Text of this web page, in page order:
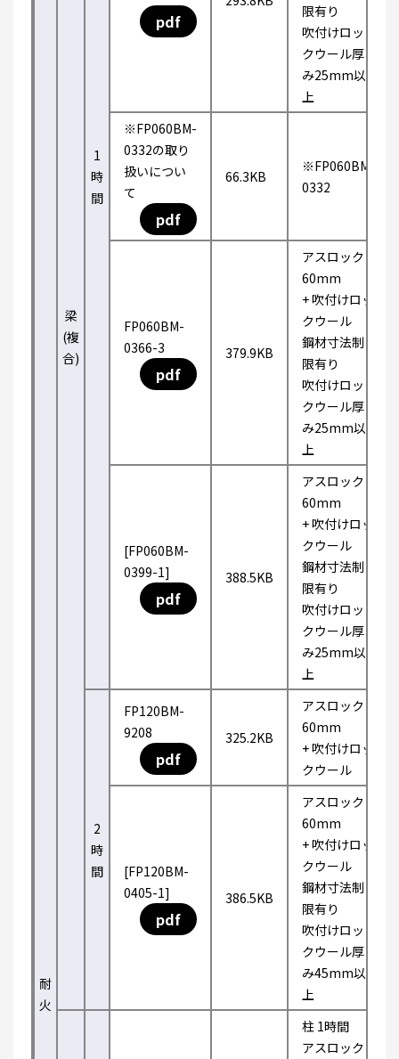
耐
火
梁
(複
合)
1
時
間
pdf
限有り
吹付けロッ
クウール厚
み25mm以
上
※FP060BM-
0332の取り
扱いについ
て
pdf
66.3KB
※FP060BM-
0332
FP060BM-
0366-3
pdf
379.9KB
アスロック
60mm
+ 吹付けロッ
クウール
鋼材寸法制
限有り
吹付けロッ
クウール厚
み25mm以
上
[FP060BM-
0399-1]
pdf
388.5KB
アスロック
60mm
+ 吹付けロッ
クウール
鋼材寸法制
限有り
吹付けロッ
クウール厚
み25mm以
上
2
時
間
FP120BM-
9208
pdf
325.2KB
アスロック
60mm
+ 吹付けロッ
クウール
[FP120BM-
0405-1]
pdf
386.5KB
アスロック
60mm
+ 吹付けロッ
クウール
鋼材寸法制
限有り
吹付けロッ
クウール厚
み45mm以
上
柱 1時間
アスロック